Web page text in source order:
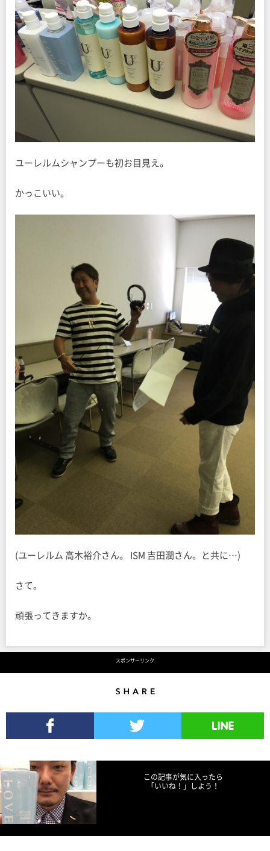
ユーレルムシャンプーも初お目見え。
かっこいい。
(ユーレルム 高木裕介さん。 ISM 吉田潤さん。と共に…)
さて。
頑張ってきますか。
スポンサーリンク
この記事が気に入ったら
「いいね！」しよう！